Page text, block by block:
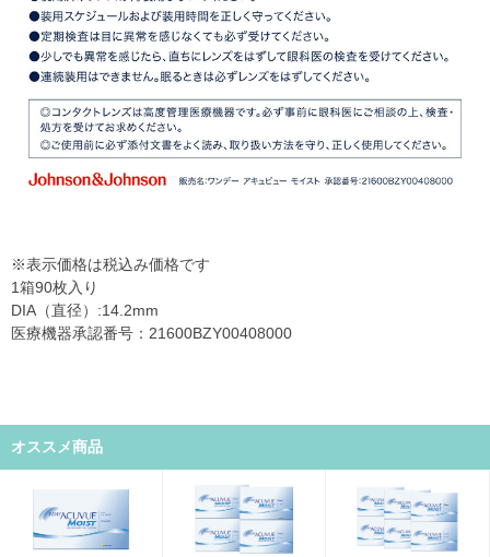
※表示価格は税込み価格です
1箱90枚入り
DIA（直径）:14.2mm
医療機器承認番号：21600BZY00408000
オススメ商品